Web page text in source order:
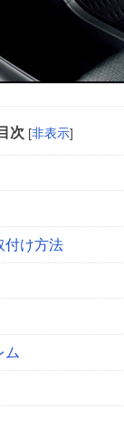
目次 [非表示]
付け方法
ム